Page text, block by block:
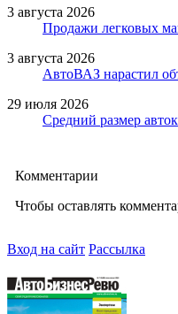
3 августа 2026
Продажи легковых
3 августа 2026
АвтоВАЗ нарастил
29 июля 2026
Средний размер
Комментарии
Чтобы оставлять
Вход на сайт Рассылка